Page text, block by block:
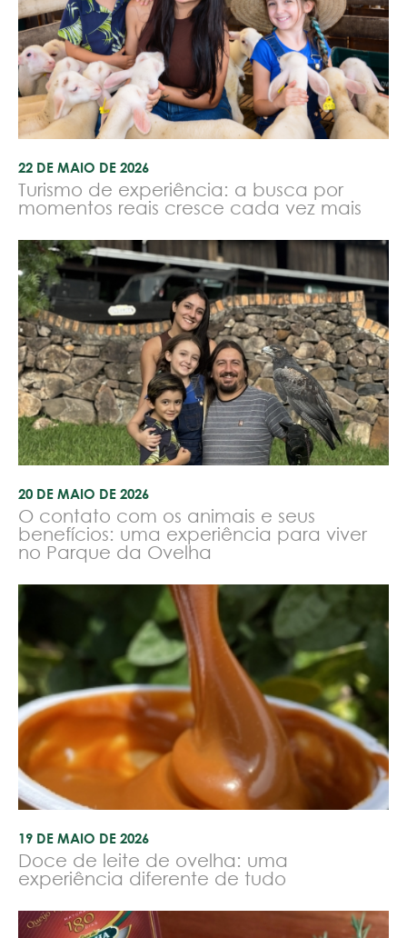
22 DE MAIO DE 2026
Turismo de experiência: a busca por
momentos reais cresce cada vez mais
20 DE MAIO DE 2026
O contato com os animais e seus
benefícios: uma experiência para viver
no Parque da Ovelha
19 DE MAIO DE 2026
Doce de leite de ovelha: uma
experiência diferente de tudo